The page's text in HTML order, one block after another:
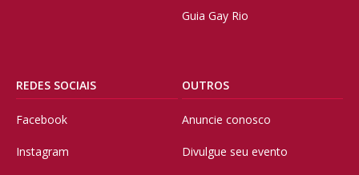
Guia Gay Rio
REDES SOCIAIS
Facebook
Instagram
OUTROS
Anuncie conosco
Divulgue seu evento